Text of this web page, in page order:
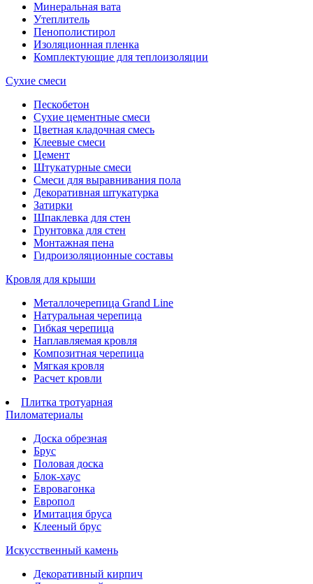
Минеральная вата
Утеплитель
Пенополистирол
Изоляционная пленка
Комплектующие для теплоизоляции
Сухие смеси
Пескобетон
Сухие цементные смеси
Цветная кладочная смесь
Клеевые смеси
Цемент
Штукатурные смеси
Смеси для выравнивания пола
Декоративная штукатурка
Затирки
Шпаклевка для стен
Грунтовка для стен
Монтажная пена
Гидроизоляционные составы
Кровля для крыши
Металлочерепица Grand Line
Натуральная черепица
Гибкая черепица
Наплавляемая кровля
Композитная черепица
Мягкая кровля
Расчет кровли
Плитка тротуарная
Пиломатериалы
Доска обрезная
Брус
Половая доска
Блок-хаус
Евровагонка
Европол
Имитация бруса
Клееный брус
Искусственный камень
Декоративный кирпич